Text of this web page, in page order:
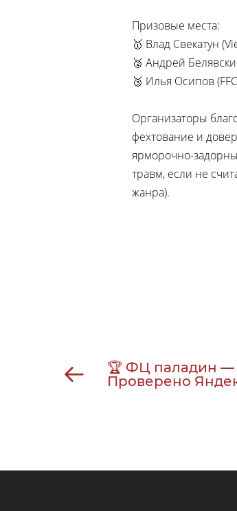
Призовые места:
🥇 Влад Свекатун
🥈 Андрей
🥉 Илья Осипов
Организаторы
фехтование и
ярморочно-
травм, если не
жанра).
🏆 ФЦ паладин —
Проверено